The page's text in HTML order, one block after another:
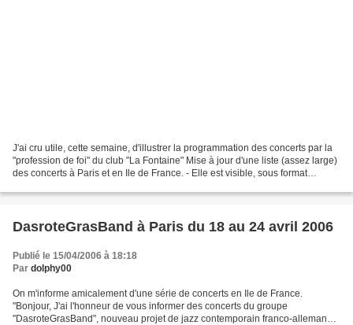
J'ai cru utile, cette semaine, d'illustrer la programmation des concerts par la
"profession de foi" du club "La Fontaine" Mise à jour d'une liste (assez large)
des concerts à Paris et en Ile de France. - Elle est visible, sous format
DasroteGrasBand à Paris du 18 au 24 avril 2006
Publié le 15/04/2006 à 18:18
Par dolphy00
On m'informe amicalement d'une série de concerts en Ile de France.
"Bonjour, J'ai l'honneur de vous informer des concerts du groupe
"DasroteGrasBand", nouveau projet de jazz contemporain franco-allemand.